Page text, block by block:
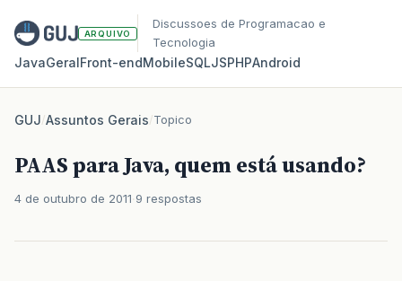
ARQUIVO
Discussoes de Programacao e
Tecnologia
JavaGeralFront‑endMobileSQLJSPHPAndroid
GUJ/Assuntos Gerais/Topico
PAAS para Java, quem está usando?
4 de outubro de 2011 9 respostas